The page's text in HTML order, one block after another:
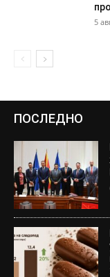
5
ПОСЛЕДНО